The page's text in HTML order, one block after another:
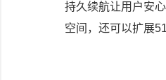
持久续航让用户安
空间，还可以扩展